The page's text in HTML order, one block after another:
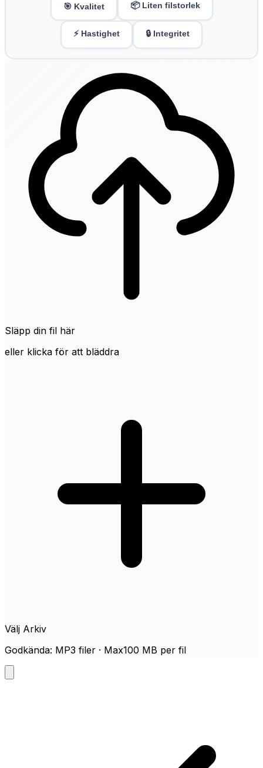
🎯 Kvalitet 📦 Liten filstorlek
⚡ Hastighet 🔒 Integritet
Släpp din fil här
eller klicka för att bläddra
Välj Arkiv
Godkända: MP3 filer · Max100 MB per fil